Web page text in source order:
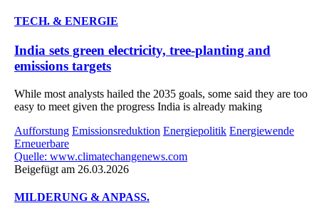
TECH. & ENERGIE
India sets green electricity, tree-planting and
emissions targets
While most analysts hailed the 2035 goals, some said they are too
easy to meet given the progress India is already making
Aufforstung Emissionsreduktion Energiepolitik Energiewende
Erneuerbare
Quelle: www.climatechangenews.com
Beigefügt am 26.03.2026
MILDERUNG & ANPASS.